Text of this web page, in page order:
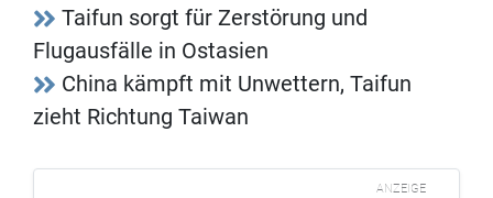
Taifun sorgt für Zerstörung und
Flugausfälle in Ostasien
China kämpft mit Unwettern, Taifun
zieht Richtung Taiwan
ANZEIGE